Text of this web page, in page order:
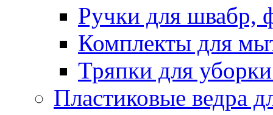
Ручки для швабр,
Комплекты для
Тряпки для
Пластиковые ведра